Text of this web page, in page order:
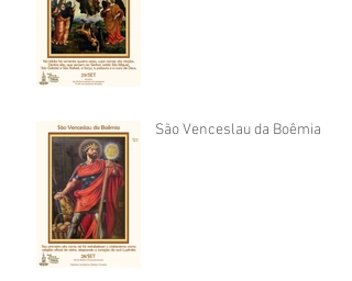
São Venceslau da Boêmia